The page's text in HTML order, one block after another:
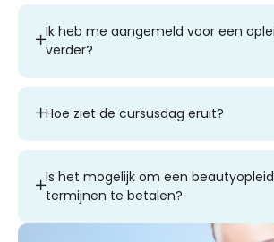
Ik heb me aangemeld voor een
verder?
Hoe ziet de cursusdag eruit?
Is het mogelijk om een
termijnen te betalen?